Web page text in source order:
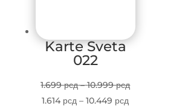
Karte Sveta
022
1.699рсд – 10.999рсдPrice
1.614 рсд – 10.449 рсд